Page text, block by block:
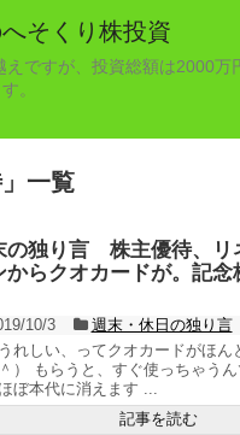
そくり株投資
えですが、投資総額は2000万
。
」 一覧
の独り言 株主優待、リ
からクオカードが。記念
10/3
週末・休日の独り言
れしい、ってクオカードがほん
＾） もらうと、すぐ使っちゃう
ぼ本代に消えます ...
記事を読む